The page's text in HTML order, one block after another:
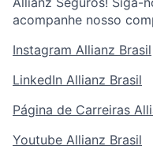
acompanhe nosso
Instagram Allianz Brasil
LinkedIn Allianz Brasil
Página de Carreiras
Youtube Allianz Brasil